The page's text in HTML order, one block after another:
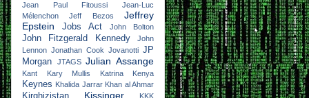
Jean Paul Fitoussi
Jean-Luc
Mélenchon
Jeff Bezos
Jeffrey
Epstein
Jobs Act John Bolton
John Fitzgerald Kennedy
John
Lennon Jonathan Cook Jovanotti JP
Morgan
JTAGS Julian Assange
Kant Kary Mullis Katrina Kenya
Keynes Khalida Jarrar Khan al Ahmar
Kirghizistan Kissinger KKK